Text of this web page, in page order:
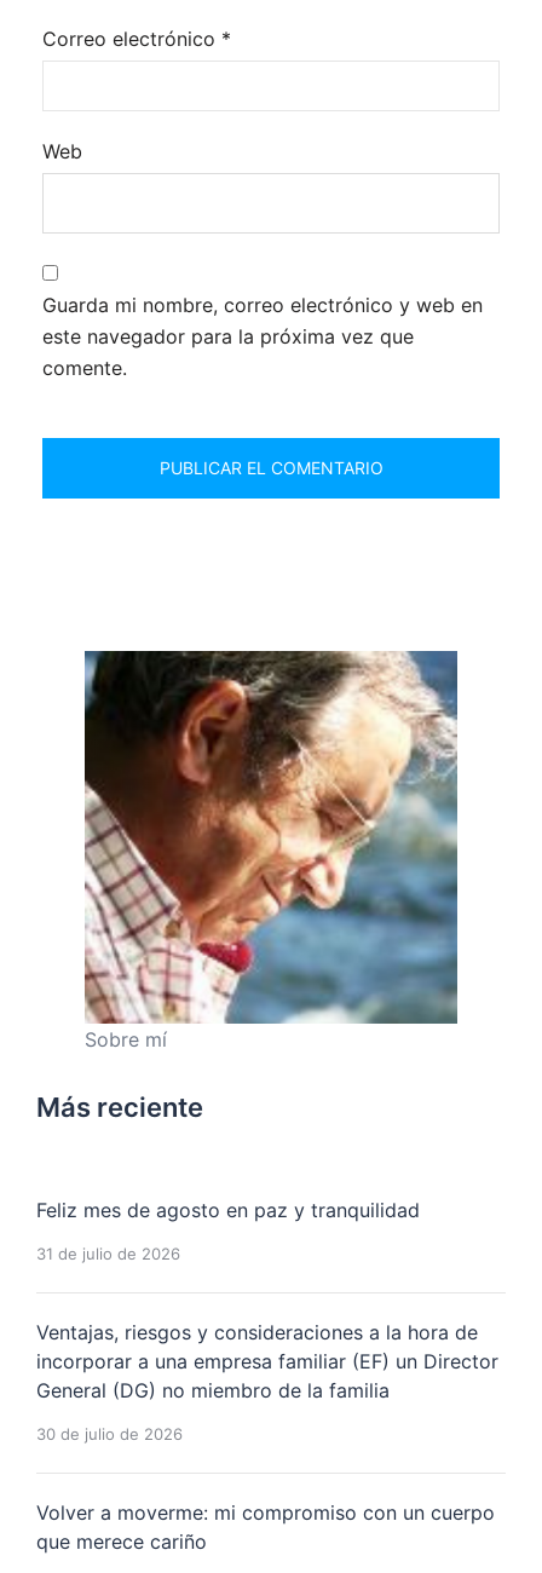
Correo electrónico *
Web
Guarda mi nombre, correo electrónico y web en
este navegador para la próxima vez que
comente.
Sobre mí
Más reciente
Feliz mes de agosto en paz y tranquilidad
31 de julio de 2026
Ventajas, riesgos y consideraciones a la hora de
incorporar a una empresa familiar (EF) un Director
General (DG) no miembro de la familia
30 de julio de 2026
Volver a moverme: mi compromiso con un cuerpo
que merece cariño